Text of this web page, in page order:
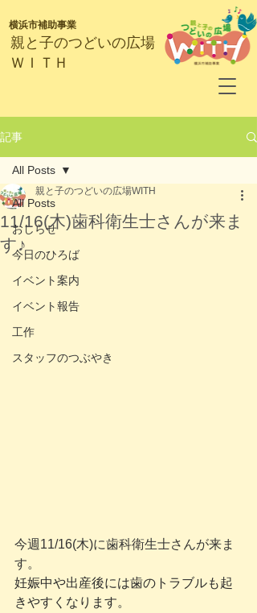
​親と子のつどいの広場
ＷＩＴＨ
横浜市補助事業
記事
All Posts
おしらせ
今日のひろば
イベント案内
イベント報告
工作
スタッフのつぶやき
All Posts
11/16(木)歯科衛生士さんが来ま
す♪
親と子のつどいの広場WITH
今週11/16(木)に歯科衛生士さんが来ま
す。
妊娠中や出産後には歯のトラブルも起
きやすくなります。